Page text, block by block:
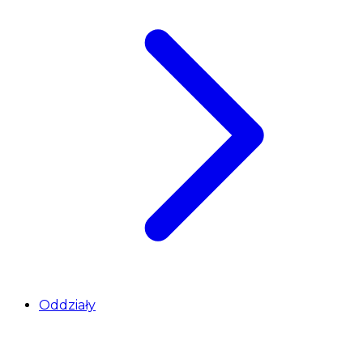
Oddziały